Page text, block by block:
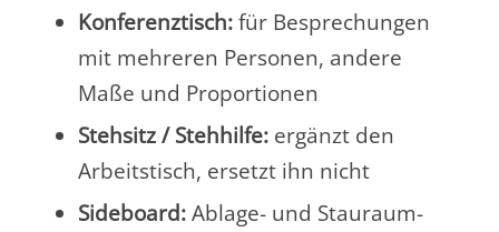
Konferenztisch:für Besprechungen
mit mehreren Personen, andere
Maße und Proportionen
Stehsitz / Stehhilfe: ergänzt den
Arbeitstisch, ersetzt ihn nicht
Sideboard:Ablage- und Stauraum-